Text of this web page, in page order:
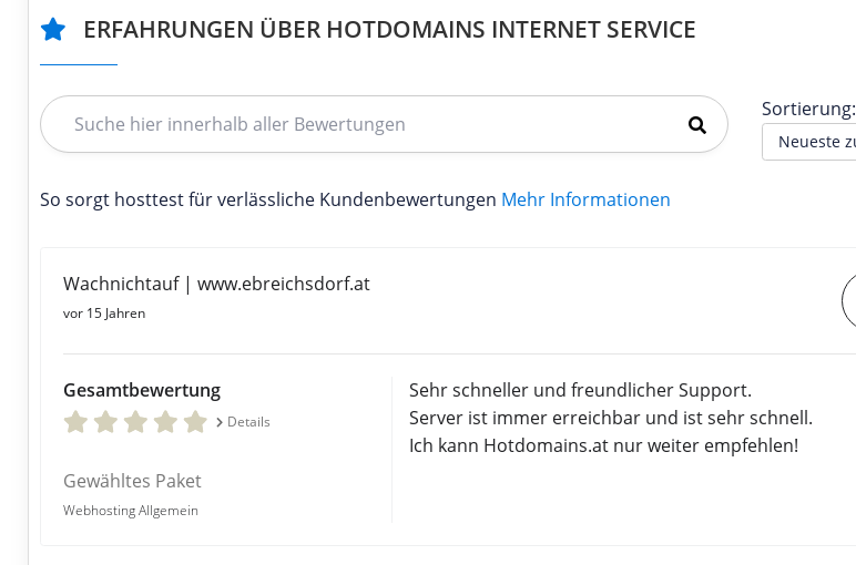
ERFAHRUNGEN ÜBER HOTDOMAINS INTERNET SERVICE
Sortierung:
So sorgt hosttest für verlässliche Kundenbewertungen Mehr Informationen
Wachnichtauf | www.ebreichsdorf.at
vor 15 Jahren
Gesamtbewertung
Details
Gewähltes Paket
Webhosting Allgemein
Sehr schneller und freundlicher Support.
Server ist immer erreichbar und ist sehr schnell.
Ich kann Hotdomains.at nur weiter empfehlen!